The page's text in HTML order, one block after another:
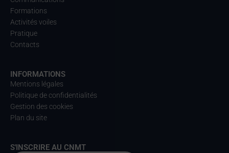
Formations
Activités voiles
Pratique
Contacts
INFORMATIONS
Mentions légales
Politique de confidentialités
Gestion des cookies
Plan du site
S'INSCRIRE AU CNMT